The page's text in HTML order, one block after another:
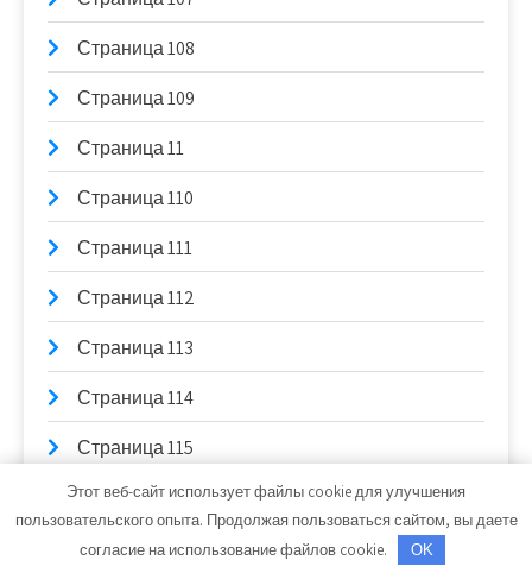
Страница 108
Страница 109
Страница 11
Страница 110
Страница 111
Страница 112
Страница 113
Страница 114
Страница 115
Страница 116
Страница 117
Этот веб-сайт использует файлы cookie для улучшения
пользовательского опыта. Продолжая пользоваться сайтом, вы даете
согласие на использование файлов cookie.
OK